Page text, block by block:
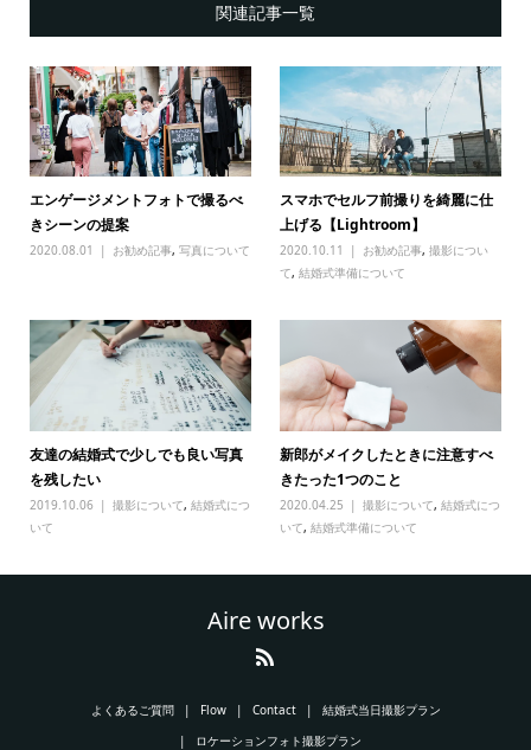
関連記事一覧
エンゲージメントフォトで撮るべ
きシーンの提案
2020.08.01 お勧め記事, 写真について
スマホでセルフ前撮りを綺麗に仕
上げる【Lightroom】
2020.10.11 お勧め記事,撮影につい
て,結婚式準備について
友達の結婚式で少しでも良い写真
を残したい
2019.10.06 撮影について, 結婚式につ
いて
新郎がメイクしたときに注意すべ
きたった1つのこと
2020.04.25 撮影について,結婚式につ
いて,結婚式準備について
Aire works
よくあるご質問 Flow Contact
結婚式当日撮影プラン
ロケーションフォト撮影プラン